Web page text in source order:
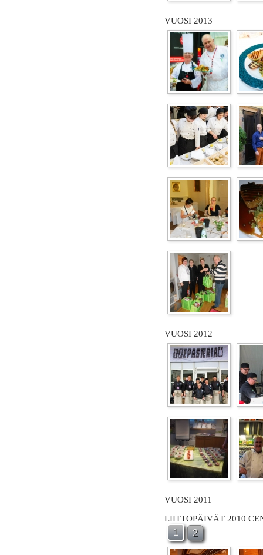
VUOSI 2013
VUOSI 2012
VUOSI 2011
LIITTOPÄIVÄT 2010
1 2